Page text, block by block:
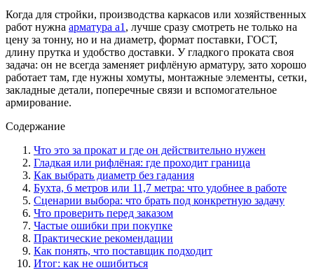
Когда для стройки, производства каркасов или хозяйственных
работ нужна арматура а1 , лучше сразу смотреть не только на
цену за тонну, но и на диаметр, формат поставки, ГОСТ,
длину прутка и удобство доставки. У гладкого проката своя
задача: он не всегда заменяет рифлёную арматуру, зато хорошо
работает там, где нужны хомуты, монтажные элементы, сетки,
закладные детали, поперечные связи и вспомогательное
армирование.
Содержание
Что это за прокат и где он действительно нужен
Гладкая или рифлёная: где проходит граница
Как выбрать диаметр без гадания
Бухта, 6 метров или 11,7 метра: что удобнее в работе
Сценарии выбора: что брать под конкретную задачу
Что проверить перед заказом
Частые ошибки при покупке
Практические рекомендации
Как понять, что поставщик подходит
Итог: как не ошибиться